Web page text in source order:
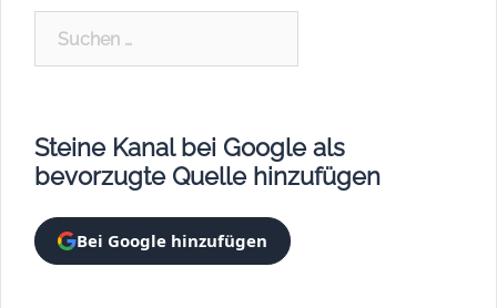
Steine Kanal bei Google als
bevorzugte Quelle hinzufügen
Bei Google hinzufügen